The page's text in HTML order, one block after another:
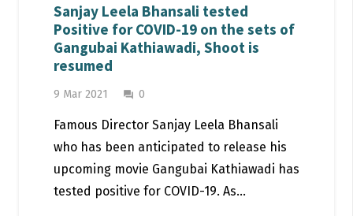
Sanjay Leela Bhansali tested
Positive for COVID-19 on the sets of
Gangubai Kathiawadi, Shoot is
resumed
9 Mar 2021 question_answer 0
Famous Director Sanjay Leela Bhansali
who has been anticipated to release his
upcoming movie Gangubai Kathiawadi has
tested positive for COVID-19. As…